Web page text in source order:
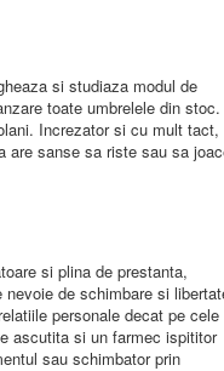
si studiaza modul de
toate umbrelele din stoc.
Increzator si cu mult tact,
are sanse sa riste sau sa
si plina de prestanta,
de schimbare si
personale decat pe cele
ascutita si un farmec ispititor
sau schimbator prin